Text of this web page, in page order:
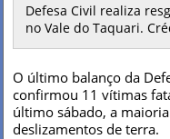
Defesa Civil realiza
no Vale do Taquari.
O último balanço da
confirmou 11 vítimas
último sábado, a
deslizamentos de terra.